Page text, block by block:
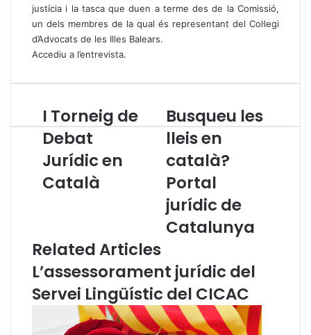
justícia i la tasca que duen a terme des de la Comissió,
un dels membres de la qual és representant del Col·legi
d’Advocats de les Illes Balears.
Accediu a l’entrevista.
I
T
o
e
e
D
e
a
I Torneig de
Debat
Jurídic en
Català
B
u
s
q
e
u
l
e
l
s
e
Busqueu les
lleis en
català?
Portal
jurídic de
Catalunya
Related Articles
L’assessorament jurídic del
Servei Lingüístic del CICAC